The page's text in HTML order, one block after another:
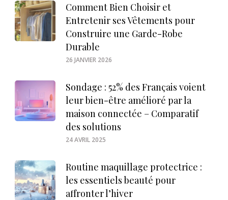
Comment Bien Choisir et
Entretenir ses Vêtements pour
Construire une Garde-Robe
Durable
26 JANVIER 2026
Sondage : 52% des Français voient
leur bien-être amélioré par la
maison connectée – Comparatif
des solutions
24 AVRIL 2025
Routine maquillage protectrice :
les essentiels beauté pour
affronter l’hiver